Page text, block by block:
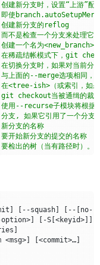
建新分支时，设置“上游”配
使
建新分支的reflog
不是检查一个分支来处理它
建一个名为<new_branch>
稀疏结帐模式下，git
切换分支时，如果对当前分
上面的--merge选项相同，
<tree-ish>（或索引，如果
checkout当被通缉的裁判
用--recurse子模块将根据超
支, 如果它引用了一个分支
分支的名称
开始新分支的提交的名称
检出的树（当有路径时）。
--squash] -- no-
] -S[ <keyid>]]
<msg>] <commit>…​]